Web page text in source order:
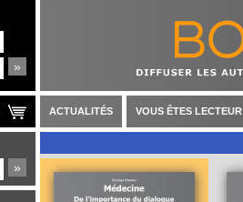
»
»
ACTUALITÉS VOUS ÊTES LECTEUR